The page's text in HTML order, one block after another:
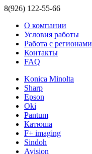
8(926) 122-55-66
О компании
Условия работы
Работа с регионами
Контакты
FAQ
Konica Minolta
Sharp
Epson
Oki
Pantum
Катюша
F+ imaging
Sindoh
Avision